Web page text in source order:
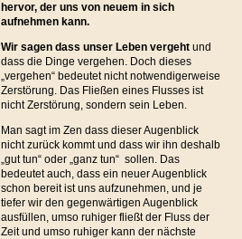
hervor, der uns von neuem in sich
aufnehmen kann.
Wir sagen dass unser Leben vergehtund
dass die Dinge vergehen. Doch dieses
„vergehen“ bedeutet nicht notwendigerweise
Zerstörung. Das Fließen eines Flusses ist
nicht Zerstörung, sondern sein Leben.
Man sagt im Zen dass dieser Augenblick
nicht zurück kommt und dass wir ihn deshalb
„gut tun“ oder „ganz tun“ sollen. Das
bedeutet auch, dass ein neuer Augenblick
schon bereit ist uns aufzunehmen, und je
tiefer wir den gegenwärtigen Augenblick
ausfüllen, umso ruhiger fließt der Fluss der
Zeit und umso ruhiger kann der nächste